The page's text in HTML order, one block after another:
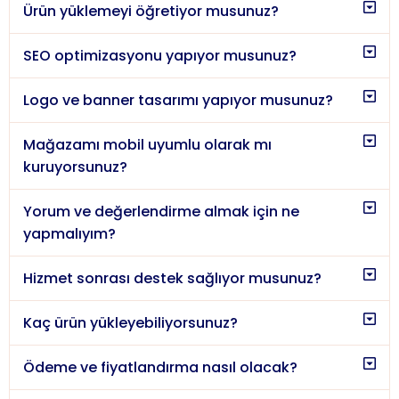
Ürün yüklemeyi öğretiyor musunuz?
SEO optimizasyonu yapıyor musunuz?
Logo ve banner tasarımı yapıyor musunuz?
Mağazamı mobil uyumlu olarak mı
kuruyorsunuz?
Yorum ve değerlendirme almak için ne
yapmalıyım?
Hizmet sonrası destek sağlıyor musunuz?
Kaç ürün yükleyebiliyorsunuz?
Ödeme ve fiyatlandırma nasıl olacak?